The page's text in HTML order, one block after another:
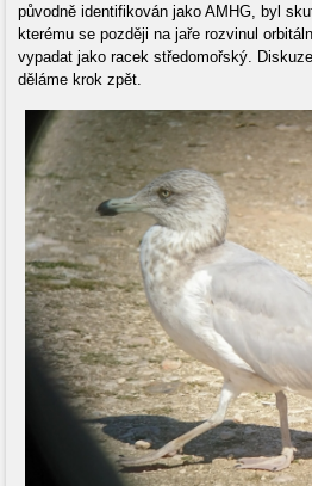
původně identifikován jako AMHG, byl
kterému se později na jaře rozvinul
vypadat jako racek středomořský.
děláme krok zpět.